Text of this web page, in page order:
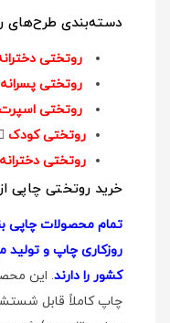
دسته‌بندی طرح‌های
روتختی
روتختی پسرانه
روتختی
روتختی کودک
روتختی
خرید روتختی چاپی
روزکاری چاپ و تولید
کشور را دارند
چاپ کاملاً قابل